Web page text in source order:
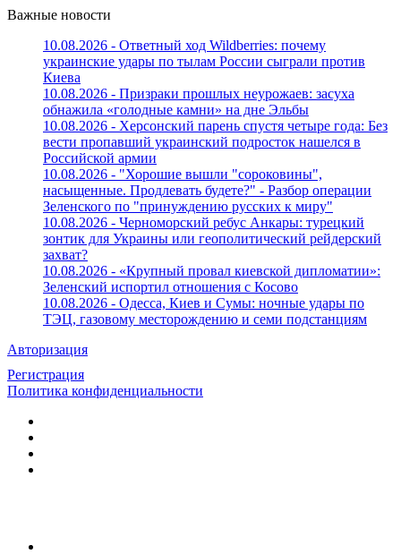
Важные новости
10.08.2026 - Ответный ход Wildberries: почему
украинские удары по тылам России сыграли против
Киева
10.08.2026 - Призраки прошлых неурожаев: засуха
обнажила «голодные камни» на дне Эльбы
10.08.2026 - Херсонский парень спустя четыре года: Без
вести пропавший украинский подросток нашелся в
Российской армии
10.08.2026 - "Хорошие вышли "сороковины",
насыщенные. Продлевать будете?" - Разбор операции
Зеленского по "принуждению русских к миру"
10.08.2026 - Черноморский ребус Анкары: турецкий
зонтик для Украины или геополитический рейдерский
захват?
10.08.2026 - «Крупный провал киевской дипломатии»:
Зеленский испортил отношения с Косово
10.08.2026 - Одесса, Киев и Сумы: ночные удары по
ТЭЦ, газовому месторождению и семи подстанциям
Авторизация
Регистрация
Политика конфиденциальности